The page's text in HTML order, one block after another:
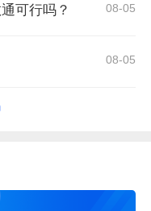
可行吗？ 08-05
08-05